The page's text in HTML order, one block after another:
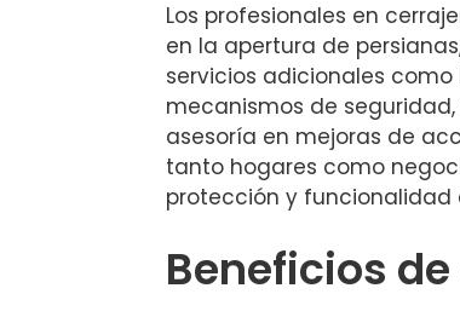
Los profesionales en
en la apertura de
servicios adicionales
mecanismos de
asesoría en mejoras de
tanto hogares como
protección y funcionalidad
Beneficios